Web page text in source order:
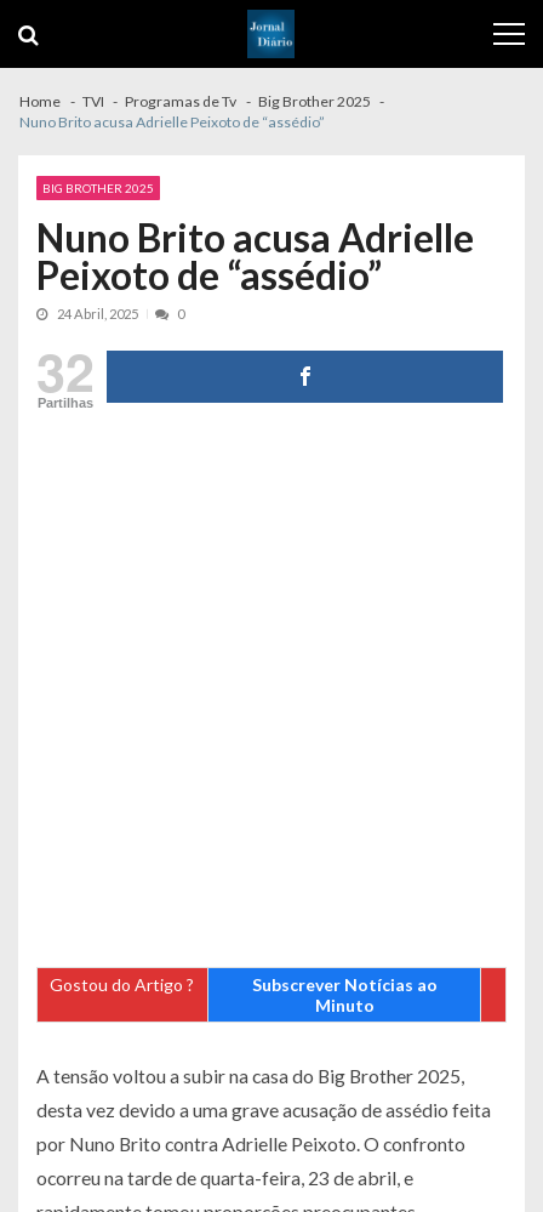
navigation
content
Home TVI Programas de Tv
Big Brother 2025
Nuno Brito acusa Adrielle Peixoto de “assédio”
BIG BROTHER 2025
Nuno Brito acusa Adrielle
Peixoto de “assédio”
24 Abril, 2025 0
32
Partilhas
Gostou do Artigo ?
Subscrever Notícias ao
Minuto
A tensão voltou a subir na casa do Big Brother 2025,
desta vez devido a uma grave acusação de assédio feita
por Nuno Brito contra Adrielle Peixoto. O confronto
ocorreu na tarde de quarta-feira, 23 de abril, e